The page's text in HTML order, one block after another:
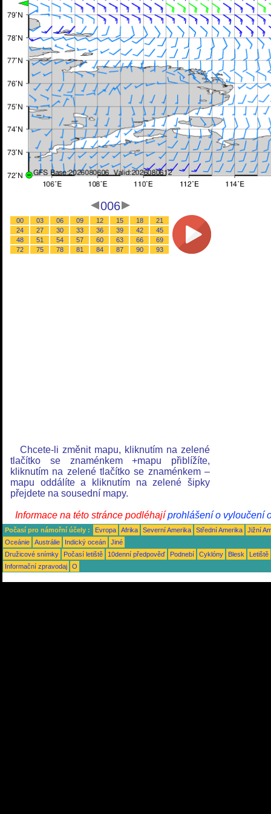
006
00 03 06 09 12 15 18
21
24
27 30 33 36 39 42
45
48
51 54 57 60 63 66
69
72
75 78 81 84 87 90 93
Chcete-li změnit mapu, kliknutím na zelené
tlačítko se znaménkem +mapu přiblížíte,
kliknutím na zelené tlačítko se znaménkem –
mapu oddálíte a kliknutím na zelené šipky
přejdete na sousední mapy.
Informace na této stránce podléhajíprohlášení o vyloučení
Počasí pro námořní účely : Evropa Afrika Severní Amerika Střední Amerika
Jižní
Oceánie
Austrálie Indický oceán
Jiné
Družicové snímky
Počasí letiště 10denní předpověď Podnebí Cyklóny Blesk
Letiště
Informační zpravodaj
O